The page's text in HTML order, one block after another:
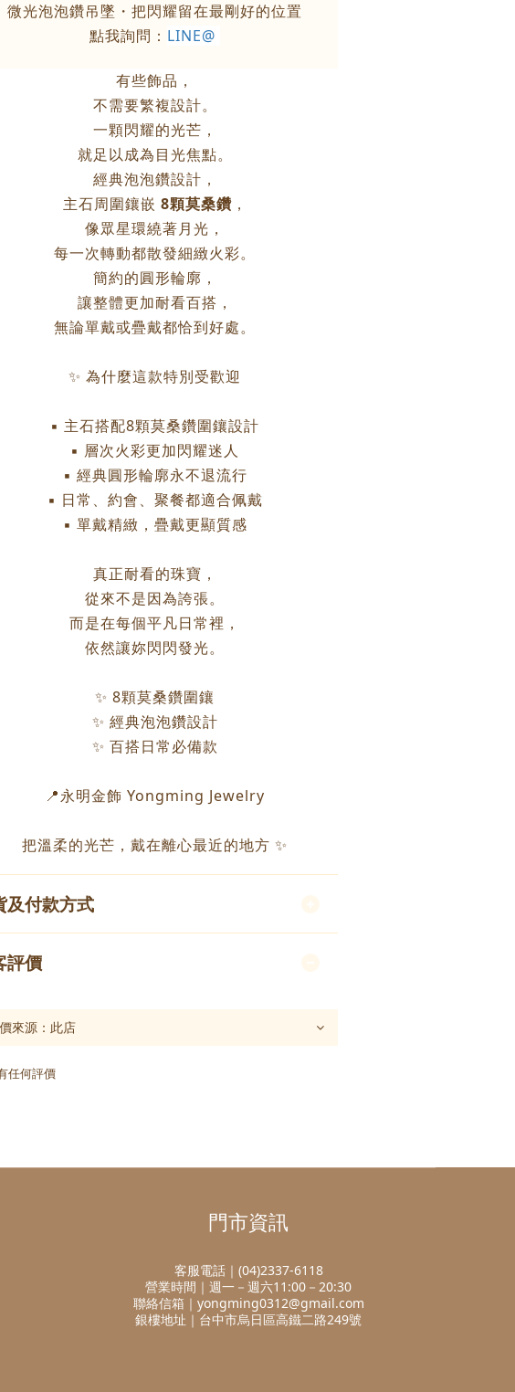
微光泡泡鑽吊墜・把閃耀留在最剛好的位置
點我詢問： LINE@
有些飾品，
不需要繁複設計。
一顆閃耀的光芒，
就足以成為目光焦點。
經典泡泡鑽設計，
主石周圍鑲嵌 8顆莫桑鑽，
像眾星環繞著月光，
每一次轉動都散發細緻火彩。
簡約的圓形輪廓，
讓整體更加耐看百搭，
無論單戴或疊戴都恰到好處。
✨ 為什麼這款特別受歡迎
▪ 主石搭配8顆莫桑鑽圍鑲設計
▪ 層次火彩更加閃耀迷人
▪ 經典圓形輪廓永不退流行
▪ 日常、約會、聚餐都適合佩戴
▪ 單戴精緻，疊戴更顯質感
真正耐看的珠寶，
從來不是因為誇張。
而是在每個平凡日常裡，
依然讓妳閃閃發光。
✨ 8顆莫桑鑽圍鑲
✨ 經典泡泡鑽設計
✨ 百搭日常必備款
📍永明金飾 Yongming Jewelry
把溫柔的光芒，戴在離心最近的地方 ✨
及付款方式
評價
任何評價
門市資訊
客服電話｜(04)2337-6118
營業時間｜週一－週六11:00－20:30
聯絡信箱｜yongming0312@gmail.com
銀樓地址｜台中市烏日區高鐵二路249號